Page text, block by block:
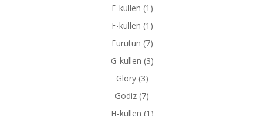
E-kullen (1)
F-kullen (1)
Furutun (7)
G-kullen (3)
Glory(3)
Godiz (7)
H-kullen (1)